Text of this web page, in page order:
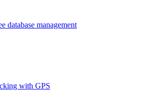
database management
with GPS